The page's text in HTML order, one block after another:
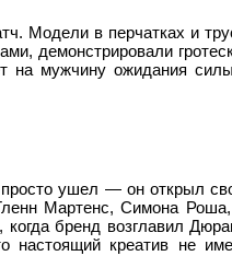
Модели в перчатках и
демонстрировали
на мужчину ожидания
ушел — он открыл
Мартенс, Симона
бренд возглавил
настоящий креатив не